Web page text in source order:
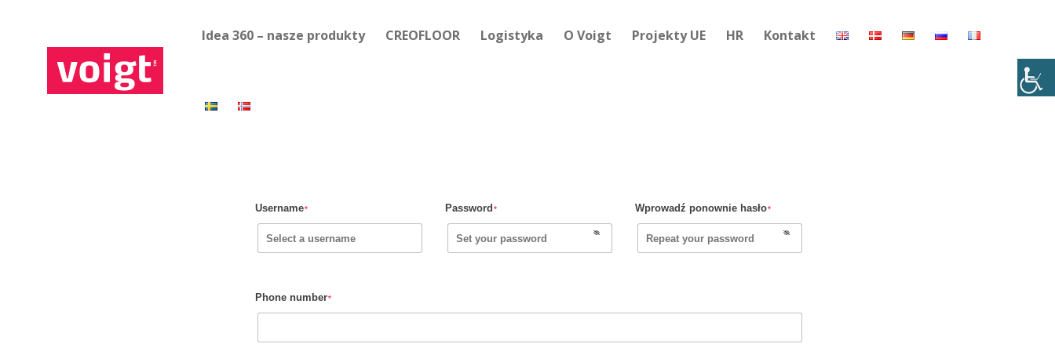
Idea 360 – nasze produkty CREOFLOOR Logistyka O Voigt Projekty UE HR Kontakt
Username* Password * Wprowadź ponownie hasło*
Phone number*